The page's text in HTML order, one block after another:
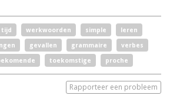
tijd werkwoorden simple
leren
gevallen grammaire
verbes
toekomstige proche
Rapporteer een probleem